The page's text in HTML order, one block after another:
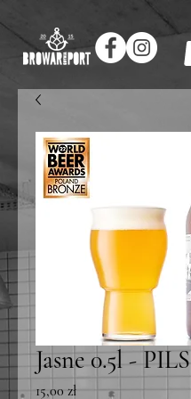
Jasne 0.5l - PILS
15,00 złCena